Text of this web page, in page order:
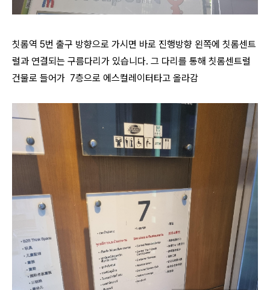
칫롬역 5번 출구 방향으로 가시면 바로 진행방향 왼쪽에 칫롬센트
럴과 연결되는 구름다리가 있습니다. 그 다리를 통해 칫롬센트럴
건물로 들어가 7층으로 에스컬레이터타고 올라감